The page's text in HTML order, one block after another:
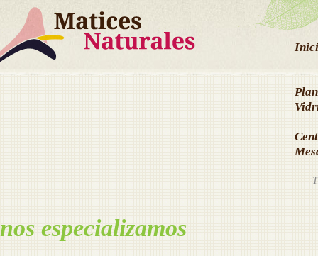
nos especializamos